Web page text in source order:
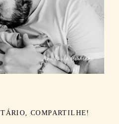
COMPARTILHE!